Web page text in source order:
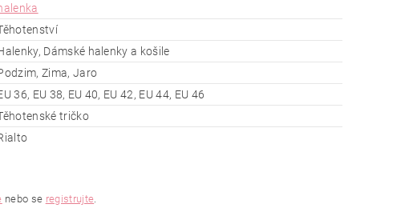
Dámské halenky a košile
Zima, Jaro
36, EU 38, EU 40, EU 42, EU 44, EU 46
tričko
nebo se registrujte